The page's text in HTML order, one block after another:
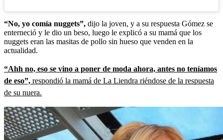
“No, yo comía nuggets”, dijo la joven, y a su respuesta Gómez se
enterneció y le dio un beso, luego le explicó a su mamá que los
nuggets eran las masitas de pollo sin hueso que venden en la
actualidad.
“Ahh no, eso se vino a poner de moda ahora, antes no teníamos
de eso”, respondió la mamá de La Liendra riéndose de la respuesta
de su nuera.